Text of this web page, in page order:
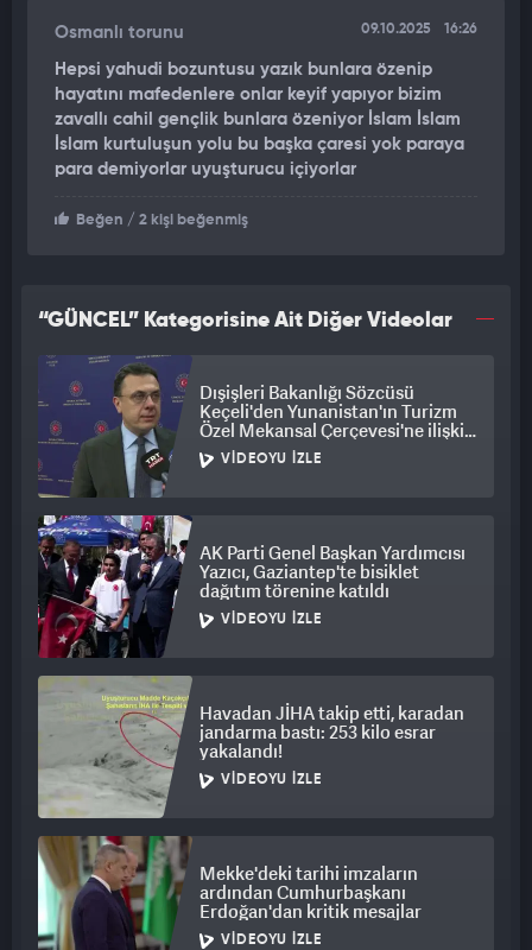
Osmanlı torunu 09.10.2025 16:26
Hepsi yahudi bozuntusu yazık bunlara özenip
hayatını mafedenlere onlar keyif yapıyor bizim
zavallı cahil gençlik bunlara özeniyor İslam İslam
İslam kurtuluşun yolu bu başka çaresi yok paraya
para demiyorlar uyuşturucu içiyorlar
Beğen / 2 kişi beğenmiş
“GÜNCEL” Kategorisine Ait Diğer Videolar
Dışişleri Bakanlığı Sözcüsü
Keçeli'den Yunanistan'ın Turizm
Özel Mekansal Çerçevesi'ne ilişkin
açıklama
VIDEOYU İZLE
AK Parti Genel Başkan Yardımcısı
Yazıcı, Gaziantep'te bisiklet
dağıtım törenine katıldı
VIDEOYU İZLE
Havadan JİHA takip etti, karadan
jandarma bastı: 253 kilo esrar
yakalandı!
VIDEOYU İZLE
Mekke'deki tarihi imzaların
ardından Cumhurbaşkanı
Erdoğan'dan kritik mesajlar
VIDEOYU İZLE